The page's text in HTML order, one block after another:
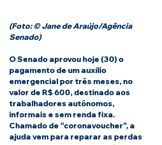
(Foto: © Jane de Araújo/Agência
Senado)
O Senado aprovou hoje (30) o
pagamento de um auxílio
emergencial por três meses, no
valor de R$ 600, destinado aos
trabalhadores autônomos,
informais e sem renda fixa.
Chamado de “coronavoucher”, a
ajuda vem para reparar as perdas